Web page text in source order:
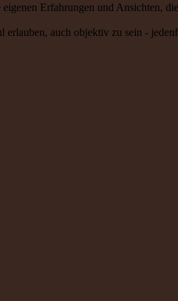
Erfahrungen und Ansichten,
auch objektiv zu sein -